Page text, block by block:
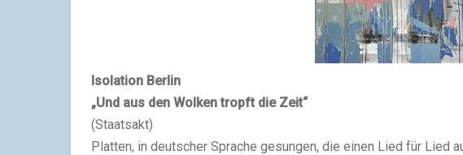
Isolation Berlin
„Und aus den Wolken tropft die Zeit“
(Staatsakt)
Platten, in deutscher Sprache gesungen, die einen Lied für Lied